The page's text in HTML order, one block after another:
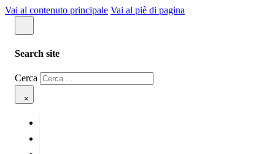
Vai al contenuto principale Vai al piè di pagina
Search site
Cerca
×